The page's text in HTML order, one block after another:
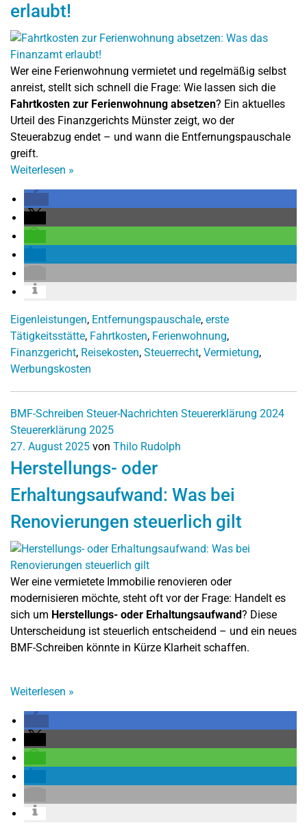
erlaubt!
Wer eine Ferienwohnung vermietet und regelmäßig selbst
anreist, stellt sich schnell die Frage: Wie lassen sich die
Fahrtkosten zur Ferienwohnung absetzen? Ein aktuelles
Urteil des Finanzgerichts Münster zeigt, wo der
Steuerabzug endet – und wann die Entfernungspauschale
greift.
Weiterlesen »
Eigenleistungen, Entfernungspauschale, erste
Tätigkeitsstätte, Fahrtkosten, Ferienwohnung,
Finanzgericht, Reisekosten, Steuerrecht, Vermietung,
Werbungskosten
BMF-Schreiben Steuer-Nachrichten Steuererklärung 2024
Steuererklärung 2025
27. August 2025 von Thilo Rudolph
Herstellungs- oder
Erhaltungsaufwand: Was bei
Renovierungen steuerlich gilt
Wer eine vermietete Immobilie renovieren oder
modernisieren möchte, steht oft vor der Frage: Handelt es
sich um Herstellungs- oder Erhaltungsaufwand? Diese
Unterscheidung ist steuerlich entscheidend – und ein neues
BMF-Schreiben könnte in Kürze Klarheit schaffen.
Weiterlesen »